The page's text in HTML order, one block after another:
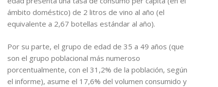
ámbito doméstico) de 2 litros de vino al año (el
equivalente a 2,67 botellas estándar al año).
Por su parte, el grupo de edad de 35 a 49 años (que
son el grupo poblacional más numeroso
porcentualmente, con el 31,2% de la población, según
el informe), asume el 17,6% del volumen consumido y